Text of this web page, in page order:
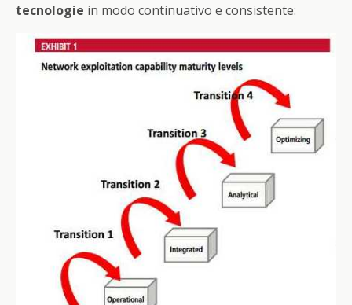
tecnologie in modo continuativo e consistente: